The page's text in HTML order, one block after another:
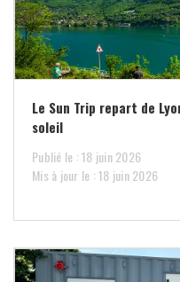
Le Sun Trip repart de
soleil
Publié le : 18 juin 2026
Mis à jour le : 18 juin 2026